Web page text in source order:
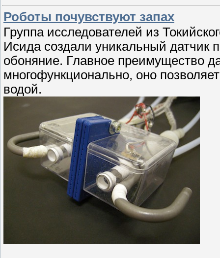
Роботы почувствуют запах
Группа исследователей из
Исида создали уникальный датчик
обоняние. Главное преимущество
многофункционально, оно
водой.